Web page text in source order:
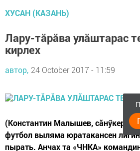
ХУСАН (КАЗАНЬ)
Лару-тăрăва улăштарас
кирлех
автор, 24 October 2017 - 11:59
(Константин Малышев, сăнӳкерчӗк
футбол выляма юратакансен
пырать. Анчах та «ЧНКА»